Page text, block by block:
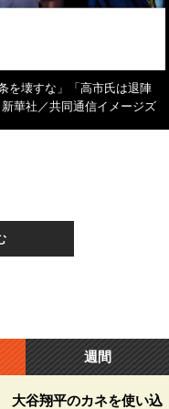
を壊すな」「高市氏は退陣
華社／共同通信イメージズ
週間
大谷翔平のカネを使い込